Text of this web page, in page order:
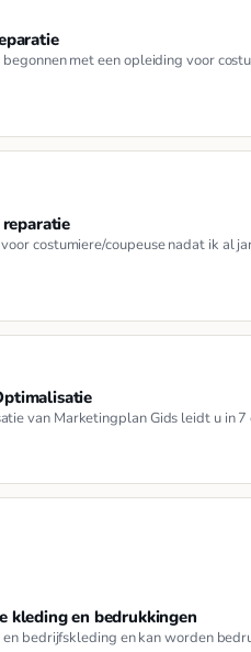
met een opleiding voor
costumiere/coupeuse nadat ik al
van Marketingplan Gids leidt u in
kleding en bedrukkingen
bedrijfskleding en kan worden